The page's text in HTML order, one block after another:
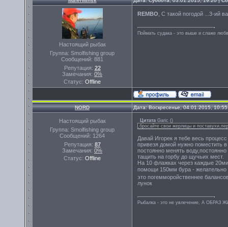
Настоящий рыбак
Группа: Smolfishing group
Сообщений: 881
Репутация: 22
Замечания: 0%
Статус: Offline
REMBO , C такой погодой ...3-ий
Поймать судака - это выше и слаже
NORD Дата: Воскресенье, 04.01.2015,
Настоящий рыбак
Группа: Smolfishing group
Сообщений: 1264
Репутация: 87
Замечания: 0%
Статус: Offline
Цитата Garic ()
,бросайте свои жерлицы и
Давай Игорек я тебе весь
привезя домой нужно поместить
постоянно менять
тащить на горбу до щучьих мест.
На 10 флажках через каждые
помощи 150мм бура - желательно
это погемморойственнее
лунок
Рыбалка - это не увлечение, А ОБРАЗ